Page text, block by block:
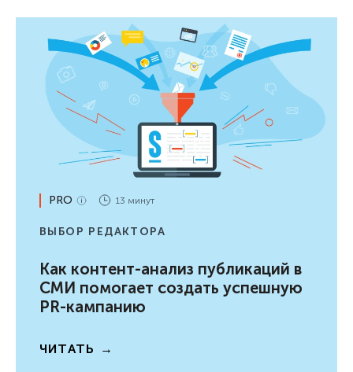
PRO 13 минут
ВЫБОР РЕДАКТОРА
Как контент-анализ публикаций в
СМИ помогает создать успешную
PR-кампанию
ЧИТАТЬ